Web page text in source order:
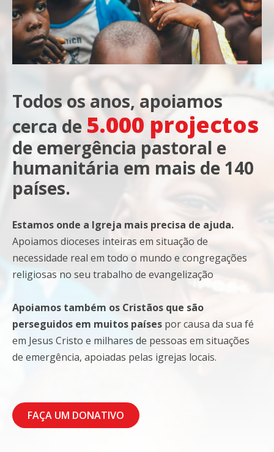
Todos os anos, apoiamos
cerca de 5.000 projectos
de emergência pastoral e
humanitária em mais de 140
países.
Estamos onde a Igreja mais precisa de ajuda.
Apoiamos dioceses inteiras em situação de
necessidade real em todo o mundo e congregações
religiosas no seu trabalho de evangelização
Apoiamos também os Cristãos que são
perseguidos em muitos países por causa da sua fé
em Jesus Cristo e milhares de pessoas em situações
de emergência, apoiadas pelas igrejas locais.
FAÇA UM DONATIVO